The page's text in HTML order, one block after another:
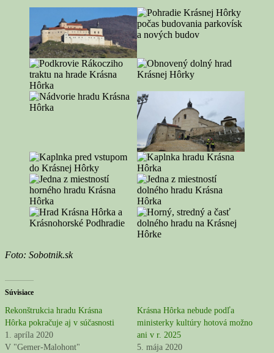
Foto: Sobotnik.sk
Súvisiace
Rekonštrukcia hradu Krásna
Hôrka pokračuje aj v súčasnosti
1. apríla 2020
V "Gemer-Malohont"
Krásna Hôrka nebude podľa
ministerky kultúry hotová možno
ani v r. 2025
5. mája 2020